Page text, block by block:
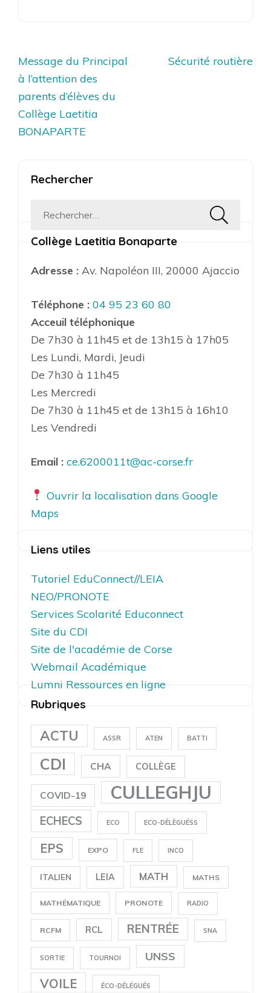
Navigation
de
l’article
Message du Principal
à l’attention des
parents d’élèves du
Collège Laetitia
BONAPARTE
Sécurité routière
Rechercher
Rechercher :
Collège Laetitia Bonaparte
Adresse : Av. Napoléon III, 20000 Ajaccio
Téléphone : 04 95 23 60 80
Acceuil téléphonique
De 7h30 à 11h45 et de 13h15 à 17h05
Les Lundi, Mardi, Jeudi
De 7h30 à 11h45
Les Mercredi
De 7h30 à 11h45 et de 13h15 à 16h10
Les Vendredi
Email : ce.6200011t@ac-corse.fr
Ouvrir la localisation dans Google
Maps
Liens utiles
Tutoriel EduConnect//LEIA
NEO/PRONOTE
Services Scolarité Educonnect
Site du CDI
Site de l'académie de Corse
Webmail Académique
Lumni Ressources en ligne
Rubriques
ACTU ASSR ATEN BATTI
CDI CHA COLLÈGE
COVID-19 CULLEGHJU
ECHECS ECO ECO-DÉLÈGUÉSS
EPS EXPO FLE INCO
ITALIEN LEIA MATH MATHS
MATHÉMATIQUE PRONOTE RADIO
RCFM RCL RENTRÉE SNA
SORTIE TOURNOI UNSS
VOILE ÉCO-DÉLÉGUÉS